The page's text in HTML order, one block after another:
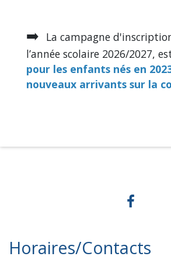
➡️ La campagne
l’année scolaire 2026/2027,
pour les enfants nés en
nouveaux arrivants sur la
Horaires/Contacts